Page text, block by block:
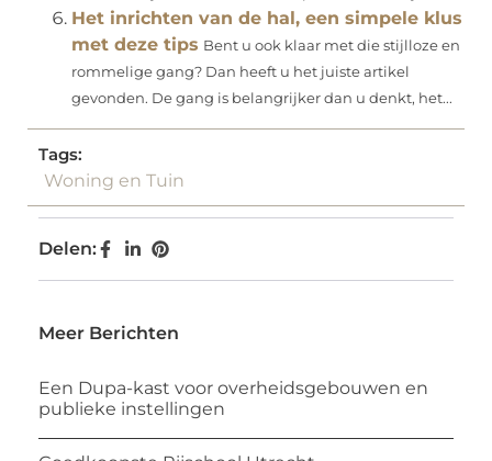
Het inrichten van de hal, een simpele klus
met deze tips Bent u ook klaar met die stijlloze en
rommelige gang? Dan heeft u het juiste artikel
gevonden. De gang is belangrijker dan u denkt, het...
Tags:
Woning en Tuin
Delen:
Meer Berichten
Een Dupa-kast voor overheidsgebouwen en
publieke instellingen